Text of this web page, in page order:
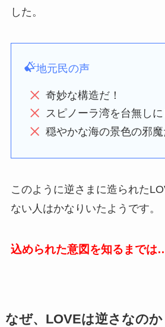
した。
地元民の声
奇妙な構造だ！
スピノーラ湾を台無しに
穏やかな海の景色の邪魔
このように逆さまに造られた
ない人はかなりいたようです。
込められた意図を知るまでは
なぜ、LOVEは逆さなのか